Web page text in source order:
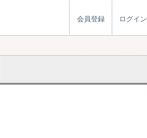
会員登録 ログイン